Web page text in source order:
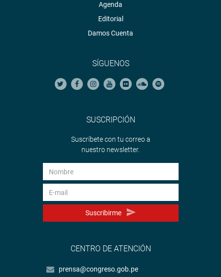
Agenda
Editorial
Damos Cuenta
SÍGUENOS
SUSCRIPCIÓN
Suscríbete con tu correo a
nuestro newsletter.
Suscribirme
CENTRO DE ATENCIÓN
prensa@congreso.gob.pe